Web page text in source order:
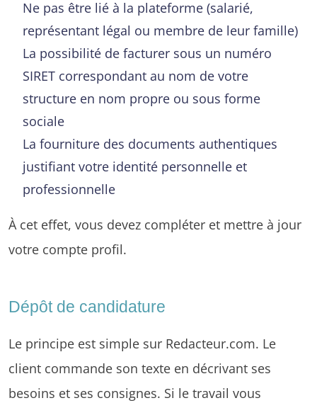
Ne pas être lié à la plateforme (salarié,
représentant légal ou membre de leur famille)
La possibilité de facturer sous un numéro
SIRET correspondant au nom de votre
structure en nom propre ou sous forme
sociale
La fourniture des documents authentiques
justifiant votre identité personnelle et
professionnelle
À cet effet, vous devez compléter et mettre à jour
votre compte profil.
Dépôt de candidature
Le principe est simple sur Redacteur.com. Le
client commande son texte en décrivant ses
besoins et ses consignes. Si le travail vous